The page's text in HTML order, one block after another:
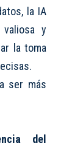
la IA
valiosa y
la toma
ser más
del